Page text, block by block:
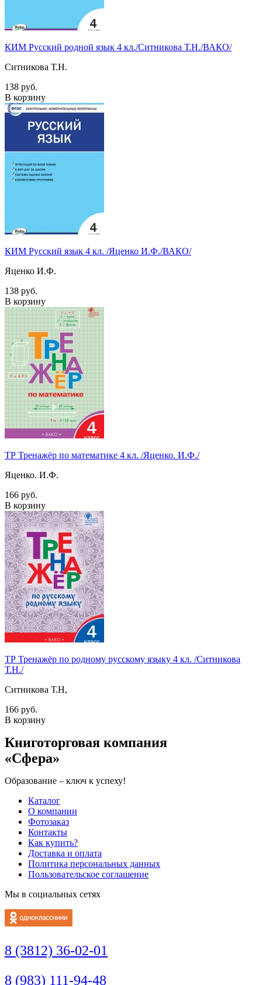
КИМ Русский родной язык 4 кл./Ситникова Т.Н./ВАКО/
Ситникова Т.Н.
138 руб.
В корзину
КИМ Русский язык 4 кл. /Яценко И.Ф./ВАКО/
Яценко И.Ф.
138 руб.
В корзину
ТР Тренажёр по математике 4 кл. /Яценко. И.Ф./
Яценко. И.Ф.
166 руб.
В корзину
ТР Тренажёр по родному русскому языку 4 кл. /Ситникова
Т.Н./
Ситникова Т.Н,
166 руб.
В корзину
Книготорговая компания
«Сфера»
Образование – ключ к успеху!
Каталог
О компании
Фотозаказ
Контакты
Как купить?
Доставка и оплата
Политика персональных данных
Пользовательское соглашение
Мы в социальных сетях
8 (3812) 36-02-01
8 (983) 111-94-48